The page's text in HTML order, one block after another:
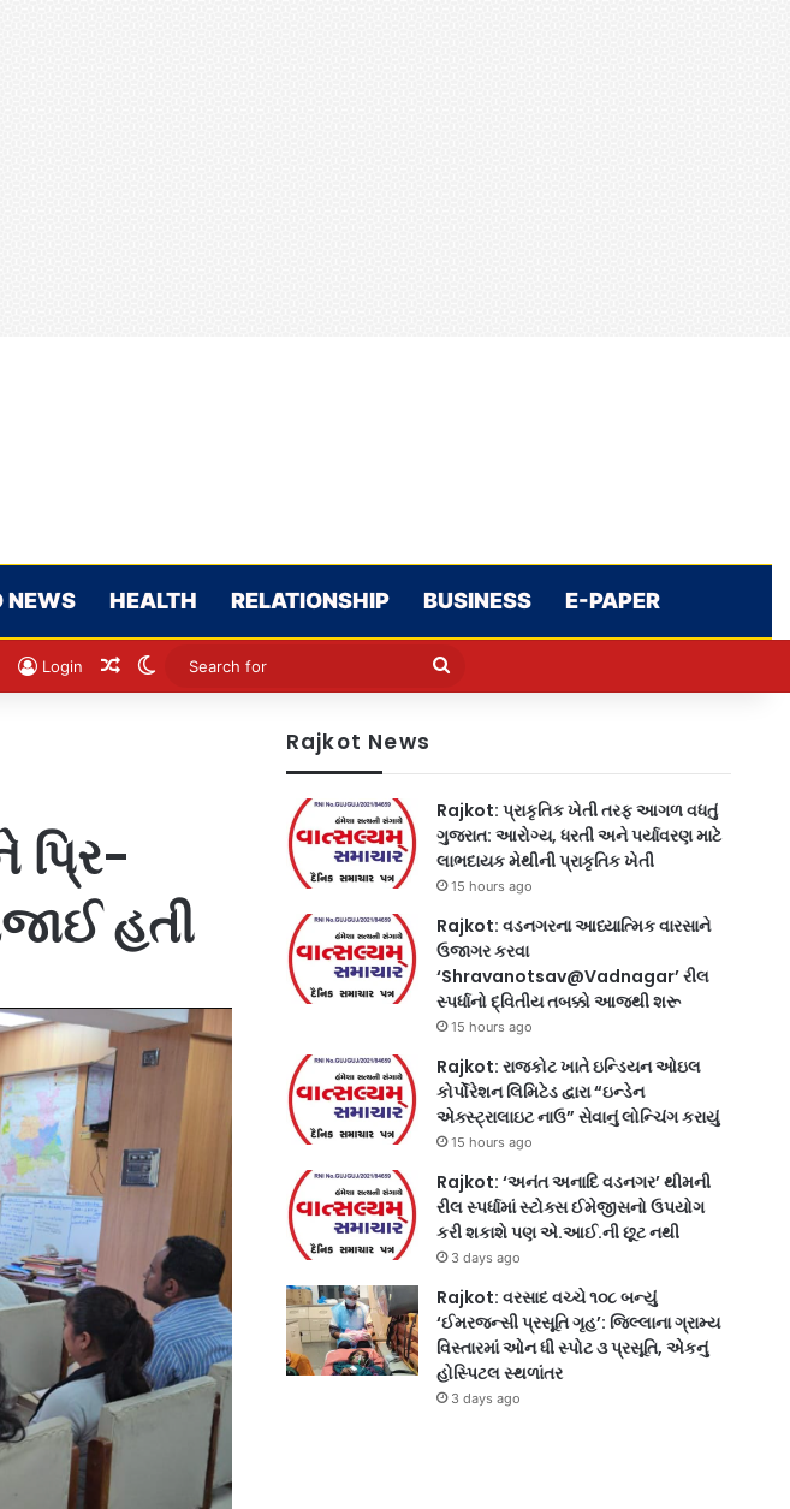
NEWS HEALTH RELATIONSHIP BUSINESS E-PAPER
Login Random Article
Switch skin
Search
પ્રિ-
હતી
Rajkot News
Rajkot: પ્રાકૃતિક ખેતી તરફ આગળ વધતું
ગુજરાત: આરોગ્ય, ધરતી અને પર્યાવરણ માટે
લાભદાયક મેથીની પ્રાકૃતિક ખેતી
15 hours ago
Rajkot: વડનગરના આધ્યાત્મિક વારસાને
ઉજાગર કરવા
‘Shravanotsav@Vadnagar’ રીલ
સ્પર્ધાનો દ્વિતીય તબક્કો આજથી શરૂ
15 hours ago
Rajkot: રાજકોટ ખાતે ઇન્ડિયન ઓઇલ
કોર્પોરેશન લિમિટેડ દ્વારા “ઇન્ડેન
એક્સ્ટ્રાલાઇટ નાઉ” સેવાનું લોન્ચિંગ કરાયું
15 hours ago
Rajkot: ‘અનંત અનાદિ વડનગર’ થીમની
રીલ સ્પર્ધામાં સ્ટોક્સ ઈમેજીસનો ઉપયોગ
કરી શકાશે પણ એ.આઈ.ની છૂટ નથી
3 days ago
Rajkot: વરસાદ વચ્ચે ૧૦૮ બન્યું
‘ઈમરજન્સી પ્રસૂતિ ગૃહ’: જિલ્લાના ગ્રામ્ય
વિસ્તારમાં ઓન ધી સ્પોટ ૩ પ્રસૂતિ, એકનું
હોસ્પિટલ સ્થળાંતર
3 days ago